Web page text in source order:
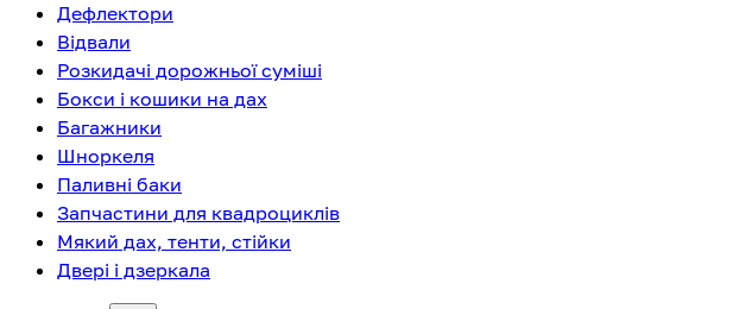
Дефлектори
Відвали
Розкидачі дорожньої суміші
Бокси і кошики на дах
Багажники
Шноркеля
Паливні баки
Запчастини для квадроциклів
Мякий дах, тенти, стійки
Двері і дзеркала